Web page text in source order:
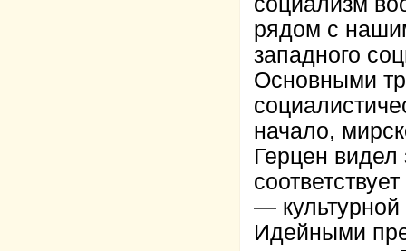
рядом с
западного
Основными
начало,
Герцен видел
— культурной
Идейными